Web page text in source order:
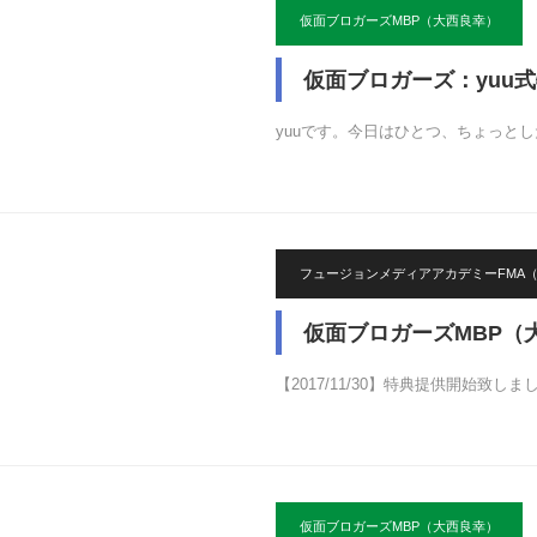
仮面ブロガーズMBP（大西良幸）
仮面ブロガーズ：yuu
yuuです。今日はひとつ、ちょっと
フュージョンメディアアカデミーFMA
仮面ブロガーズMBP（
【2017/11/30】特典提供開始致し
仮面ブロガーズMBP（大西良幸）